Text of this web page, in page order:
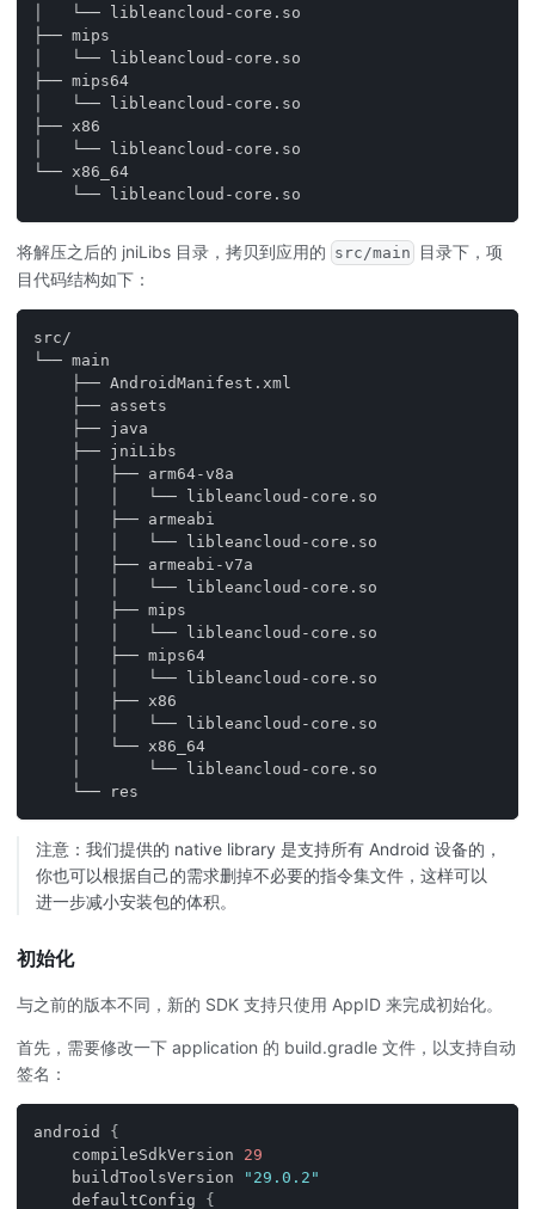
│   └── libleancloud-core.so
├── mips
│   └── libleancloud-core.so
├── mips64
│   └── libleancloud-core.so
├── x86
│   └── libleancloud-core.so
└── x86_64
    └── libleancloud-core.so
将解压之后的 jniLibs 目录，拷贝到应用的 src/main
目录下，项
目代码结构如下：
src/
└── main
    ├── AndroidManifest.xml
    ├── assets
    ├── java
    ├── jniLibs
    │   ├── arm64-v8a
    │   │   └── libleancloud-core.so
    │   ├── armeabi
    │   │   └── libleancloud-core.so
    │   ├── armeabi-v7a
    │   │   └── libleancloud-core.so
    │   ├── mips
    │   │   └── libleancloud-core.so
    │   ├── mips64
    │   │   └── libleancloud-core.so
    │   ├── x86
    │   │   └── libleancloud-core.so
    │   └── x86_64
    │       └── libleancloud-core.so
    └── res
注意：我们提供的 native library 是支持所有 Android 设备的，
你也可以根据自己的需求删掉不必要的指令集文件，这样可以
进一步减小安装包的体积。
初始化
与之前的版本不同，新的 SDK 支持只使用 AppID 来完成初始化。
首先，需要修改一下 application 的 build.gradle 文件，以支持自动
签名：
android {
    compileSdkVersion
29
    buildToolsVersion
"29.0.2"
    defaultConfig
{